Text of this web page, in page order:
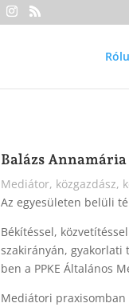
Balázs Annamária
Mediátor, közgazdász,
Az egyesületen belüli
Békítéssel,
szakirányán, gyakorlati
ben a PPKE Általános
Mediátori